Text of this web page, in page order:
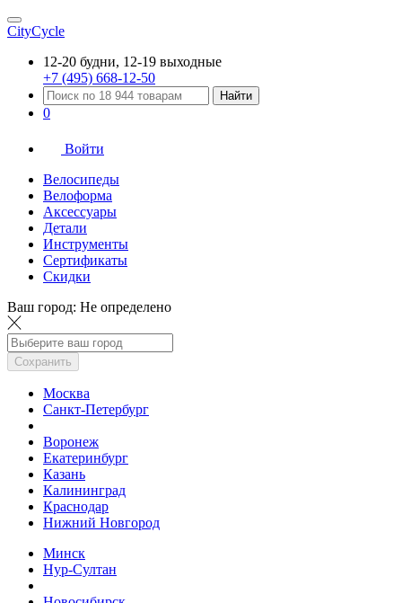
CityCycle
12-20 будни, 12-19 выходные
+7 (495) 668-12-50
Найти
0
Войти
Велосипеды
Велоформа
Аксессуары
Детали
Инструменты
Сертификаты
Скидки
Ваш город: Не определено
Сохранить
Москва
Санкт-Петербург
Воронеж
Екатеринбург
Казань
Калининград
Краснодар
Нижний Новгород
Минск
Нур-Султан